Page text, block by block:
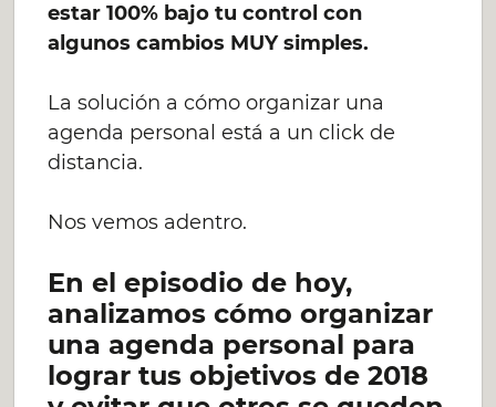
estar 100% bajo tu control con
algunos cambios MUY simples.
La solución a cómo organizar una
agenda personal está a un click de
distancia.
Nos vemos adentro.
En el episodio de hoy,
analizamos cómo organizar
una agenda personal para
lograr tus objetivos de 2018